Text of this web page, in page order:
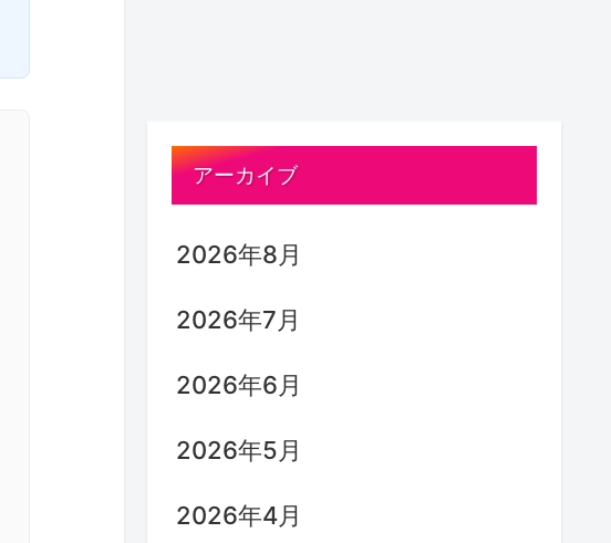
アーカイブ
2026年8月
2026年7月
2026年6月
2026年5月
2026年4月